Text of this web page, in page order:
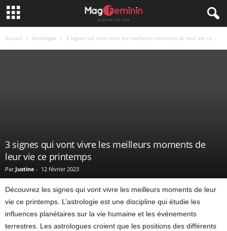
Accueil Astrologie 3 signes qui vont vivre les meilleurs moments de leur vie ce...
3 signes qui vont vivre les meilleurs moments de
leur vie ce printemps
Par Justine - 12 février 2023
Découvrez les signes qui vont vivre les meilleurs moments de leur
vie ce printemps. L’astrologie est une discipline qui étudie les
influences planétaires sur la vie humaine et les événements
terrestres. Les astrologues croient que les positions des différents